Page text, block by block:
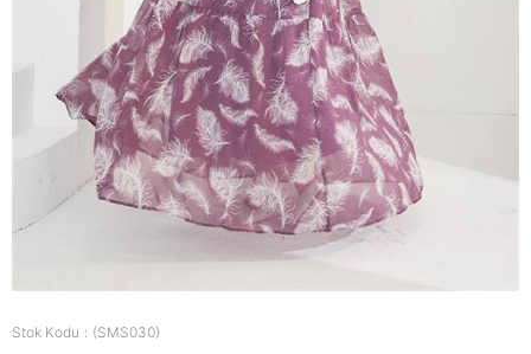
Stok Kodu (SMS030)